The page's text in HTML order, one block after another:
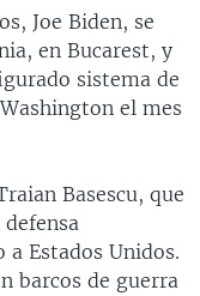
Joe Biden, se
en Bucarest, y
sistema de
el mes
Basescu, que
Estados Unidos.
barcos de guerra